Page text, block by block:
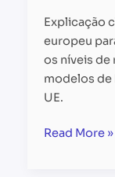
Explicação
europeu
os níveis
modelos de
UE.
Read More »